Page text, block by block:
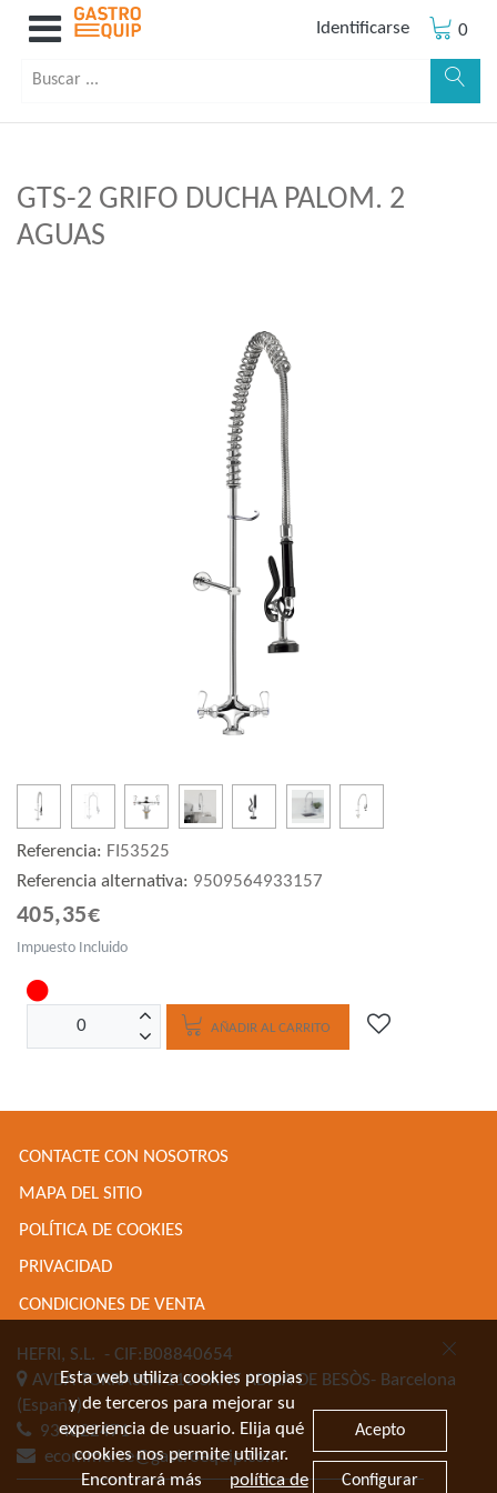
Identificarse 0
GTS-2 GRIFO DUCHA PALOM. 2
AGUAS
Referencia: FI53525
Referencia alternativa: 9509564933157
405,35€
Impuesto Incluido
AÑADIR AL CARRITO
CONTACTE CON NOSOTROS
MAPA DEL SITIO
POLÍTICA DE COOKIES
PRIVACIDAD
CONDICIONES DE VENTA
HEFRI, S.L. - CIF:B08840654
AVDA TORRASSA 116SANT ADRIA DE BESÒS- Barcelona
(España)
934622471
ecommerce@gastroequip.com
Esta web utiliza cookies propias
y de terceros para mejorar su
experiencia de usuario. Elija qué
cookies nos permite utilizar.
Encontrará más
política de
Acepto
Configurar